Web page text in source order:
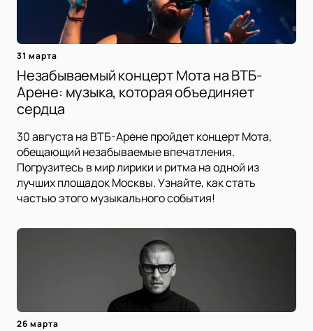
31 марта
Незабываемый концерт Мота на ВТБ-
Арене: музыка, которая объединяет
сердца
30 августа на ВТБ-Арене пройдет концерт Мота,
обещающий незабываемые впечатления.
Погрузитесь в мир лирики и ритма на одной из
лучших площадок Москвы. Узнайте, как стать
частью этого музыкального события!
26 марта